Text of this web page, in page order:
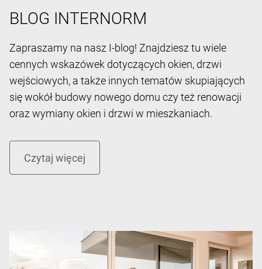
BLOG INTERNORM
Zapraszamy na nasz I-blog! Znajdziesz tu wiele
cennych wskazówek dotyczących okien, drzwi
wejściowych, a także innych tematów skupiających
się wokół budowy nowego domu czy też renowacji
oraz wymiany okien i drzwi w mieszkaniach.